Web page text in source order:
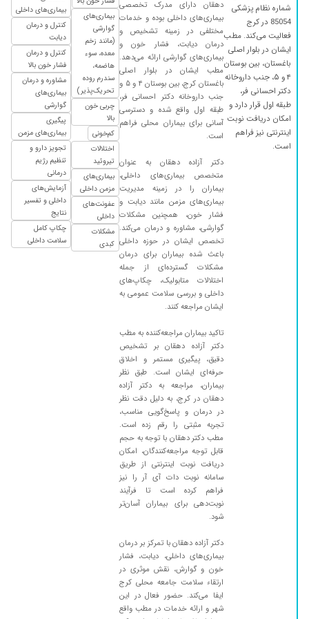
عدم رضایت ۱۴۰۳/۰۴/۳۱
هم خودم و هم مادرم بیماری قند و فشار خون داریم
. از زمانی که پیش ایشون مراجعه کردم خیلی کنترل
شده است بیماری و اینکه خیلیی خانم دکتر صبوری
هستند و خیلی با آرامش و دقیق مسائل رو توضیح
می دند.
۱۴۰۱/۱۰/۰۷
بسیار عالی ۱۴۰۳/۰۶/۱۵
دیابت و فشار خون ۱۴۰۴/۰۶/۱۱
عالی بود ۱۴۰۲/۰۳/۱۲
مشکل درد معده و سندروم روده و دکتر خوب بودن ۱۴۰۴/۰۳/۲۴
عالی بودن ۱۴۰۱/۰۴/۰۸
به خاطر گرفتاری های پیش اومده کنسل کردم ۱۴۰۴/۰۵/۰۵
خوب بود ۱۴۰۳/۰۷/۰۸
مشکل فشار خون که هنوز در مراحل اولیه
آزمایشگاهی می باشم
مادر ٨٠ ساله ام با مشکلات کلیوی و قند و فشارخون
مراجعه داشتند که با حسن رفتار و بررسی سوابق و
آزمایشات و گفتگوی صمیمی با مادر تجویز داشتند
که تاکنون اثربخش بوده فقط مکان مطب مناسب
برای افراد سالمند نیست چون فاقد آسانسور است
با فشار خون بالا و دیابت کنترل نشده ویزیت شدم
و خوشبختانه الان مشکلی ندارم ...خدا نگهدارش
باشه
مشکلم در مورد قند و فشار خون بود و ادامه دارد
درحال درمانیم
کنترل دیابت مادرم تشخیص عالی و بسیار خوش
اخلاق و با حوصله
فشار خون بار داری داشتگ
خیییلی خوب
با سلام و خسته نباشید برای تیرویید رفته بودیم با
اینکه وقت گرفته بودیم یک ساعتو نیم معطل شدیم
خوب بود
شماره نظام پزشکی
85054 در کرج
فعالیت می‌کند. مطب
ایشان در بلوار اصلی
باغستان، بین بوستان
۴ و ۵، جنب داروخانه
دکتر احسانی فر،
طبقه اول قرار دارد و
امکان دریافت نوبت
اینترنتی نیز فراهم
است.
دهقان دارای مدرک تخصصی
بیماری‌های داخلی بوده و خدمات
مختلفی در زمینه تشخیص و
درمان دیابت، فشار خون و
بیماری‌های گوارشی ارائه می‌دهد.
مطب ایشان در بلوار اصلی
باغستان کرج، بین بوستان ۴ و ۵ و
جنب داروخانه دکتر احسانی فر،
طبقه اول واقع شده و دسترسی
آسانی برای بیماران محلی فراهم
است.
دکتر آزاده دهقان به عنوان
متخصص بیماری‌های داخلی،
بیماران را در زمینه مدیریت
بیماری‌های مزمن مانند دیابت و
فشار خون، همچنین مشکلات
گوارشی، مشاوره و درمان می‌کند.
تخصص ایشان در حوزه داخلی
باعث شده بیماران برای درمان
مشکلات گسترده‌ای از جمله
اختلالات متابولیک، چکاپ‌های
داخلی و بررسی سلامت عمومی به
ایشان مراجعه کنند.
تاکید بیماران مراجعه‌کننده به مطب
دکتر آزاده دهقان بر تشخیص
دقیق، پیگیری مستمر و اخلاق
حرفه‌ای ایشان است. طبق نظر
بیماران، مراجعه به دکتر آزاده
دهقان در کرج، به دلیل دقت نظر
در درمان و پاسخ‌گویی مناسب،
تجربه مثبتی را رقم زده است.
مطب دکتر دهقان با توجه به حجم
قابل توجه مراجعه‌کنندگان، امکان
دریافت نوبت اینترنتی از طریق
سامانه نوبت دات آی آر را نیز
فراهم کرده است تا فرآیند
نوبت‌دهی برای بیماران آسان‌تر
شود.
دکتر آزاده دهقان با تمرکز بر درمان
بیماری‌های داخلی، دیابت، فشار
خون و گوارش، نقش موثری در
ارتقاء سلامت جامعه محلی کرج
ایفا می‌کند. حضور فعال در این
شهر و ارائه خدمات در مطب واقع
بیماری‌های
گوارشی
(مانند زخم
معده، سوء
هاضمه،
سندرم روده
تحریک‌پذیر)
چربی خون
بالا
کم‌خونی
اختلالات
تیروئید
بیماری‌های
مزمن داخلی
عفونت‌های
داخلی
مشکلات
کبدی
بیماری‌های داخلی
کنترل و درمان
دیابت
کنترل و درمان
فشار خون بالا
مشاوره و درمان
بیماری‌های
گوارشی
پیگیری
بیماری‌های مزمن
تجویز دارو و
تنظیم رژیم
درمانی
آزمایش‌های
داخلی و تفسیر
نتایج
چکاپ کامل
سلامت داخلی